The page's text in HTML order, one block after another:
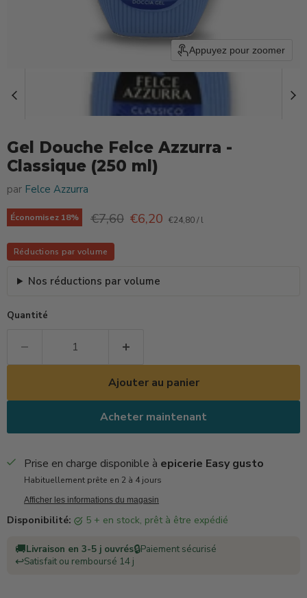
Appuyez pour zoomer
Gel Douche Felce Azzurra -
Classique (250 ml)
par Felce Azzurra
Économisez 18% Prix d'origine
€7,60 Prix actuel
€6,20 €24,80/l
Réductions par volume
Nos réductions par volume
Quantité
Ajouter au panier
Acheter maintenant
Prise en charge disponible à epicerie Easy gusto
Habituellement prête en 2 à 4 jours
Afficher les informations du magasin
Disponibilité: 5 + en stock, prêt à être expédié
🚚Livraison en 3-5 j ouvrés🔒Paiement sécurisé
↩️Satisfait ou remboursé 14 j